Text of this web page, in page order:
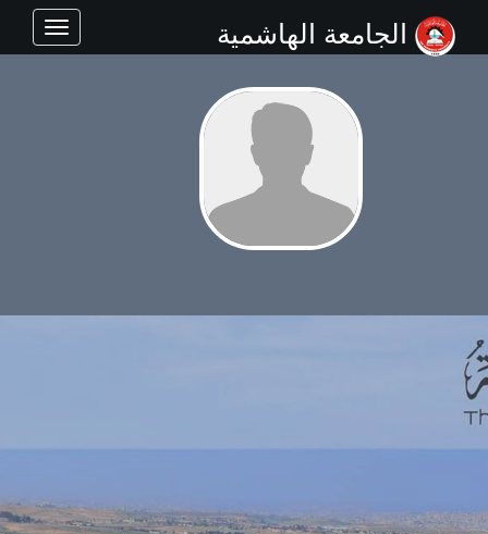
Toggle
navigation